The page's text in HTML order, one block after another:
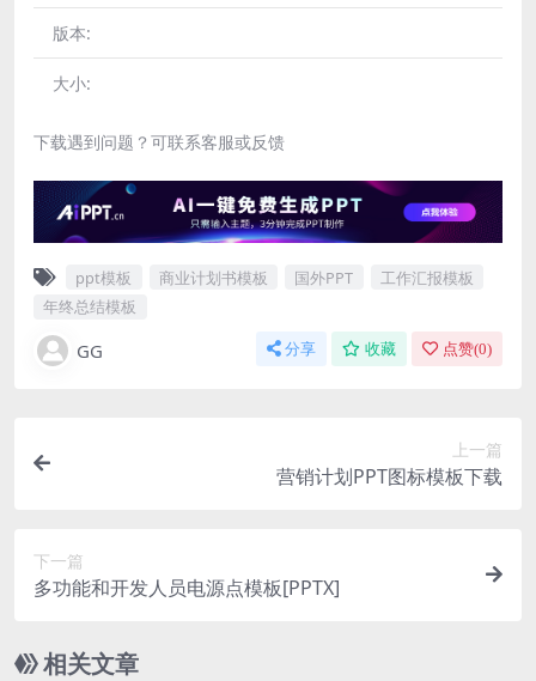
版本:
大小:
下载遇到问题？可联系客服或反馈
ppt模板 商业计划书模板 国外PPT
工作汇报模板
年终总结模板
GG 分享 收藏 点赞(0)
上一篇
营销计划PPT图标模板下载
下一篇
多功能和开发人员电源点模板[PPTX]
相关文章